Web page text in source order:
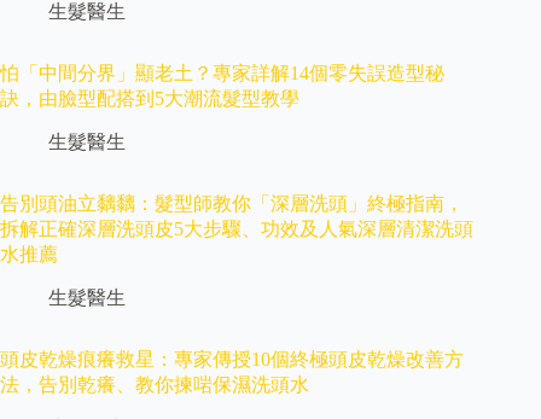
生髮醫生
怕「中間分界」顯老土？專家詳解14個零失誤造型秘
訣，由臉型配搭到5大潮流髮型教學
生髮醫生
告別頭油立黐黐：髮型師教你「深層洗頭」終極指南，
拆解正確深層洗頭皮5大步驟、功效及人氣深層清潔洗頭
水推薦
生髮醫生
頭皮乾燥痕癢救星：專家傳授10個終極頭皮乾燥改善方
法，告別乾癢、教你揀啱保濕洗頭水